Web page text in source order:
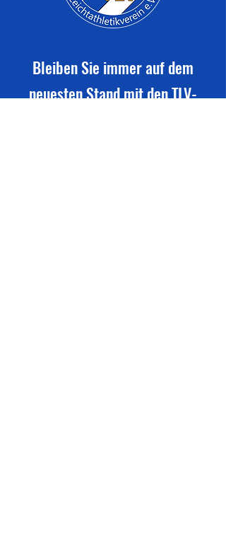
Bleiben Sie immer auf dem
neuesten Stand mit den TLV-